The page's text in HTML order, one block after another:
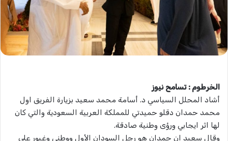
الخرطوم : تسامح نيوز
أشاد المحلل السياسي د. أسامة محمد سعيد بزيارة الفريق اول
محمد حمدان دقلو حميدتي للمملكة العربية السعودية والتي كان
لها اثر ايجابي ورؤى وطنية صادقة.
وقال سعيد ان حمدان هو رجل السودان الأول ووطني وغيور على